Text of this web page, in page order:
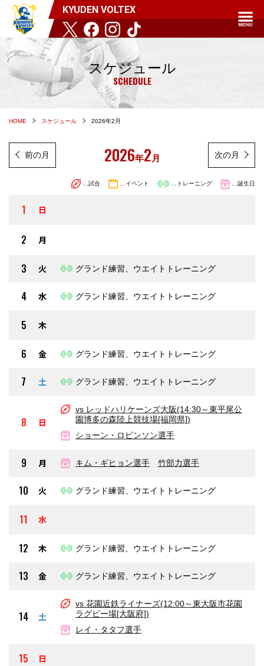
KYUDEN VOLTEX
スケジュール
SCHEDULE
HOME スケジュール 2026年2月
前の月 2026年2 月 次の月
…試合 …イベント …トレーニング …誕生日
1 日
2 月
3 火 グランド練習、ウエイトトレーニング
4 水 グランド練習、ウエイトトレーニング
5 木
6 金 グランド練習、ウエイトトレーニング
7 土 グランド練習、ウエイトトレーニング
8 日
vs レッドハリケーンズ大阪(14:30～東平尾公
園博多の森陸上競技場[福岡県])
ショーン・ロビンソン選手
9 月 キム・ギヒョン選手 竹部力選手
10 火 グランド練習、ウエイトトレーニング
11 水
12 木 グランド練習、ウエイトトレーニング
13 金 グランド練習、ウエイトトレーニング
14 土
vs 花園近鉄ライナーズ(12:00～東大阪市花園
ラグビー場[大阪府])
レイ・タタフ選手
15 日